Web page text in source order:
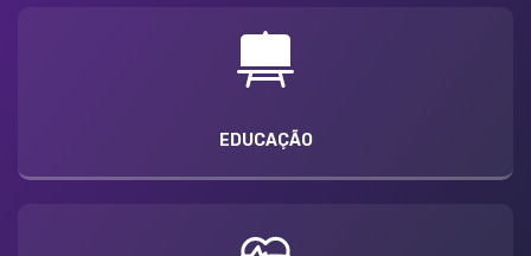
EDUCAÇÃO